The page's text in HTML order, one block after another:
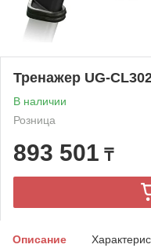
Тренажер UG-
В наличии
Розница
893 501 ₸
Описание